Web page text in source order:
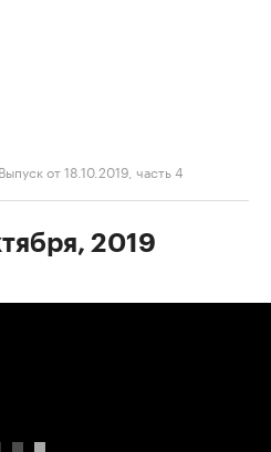
от 18.10.2019, часть 4
2019